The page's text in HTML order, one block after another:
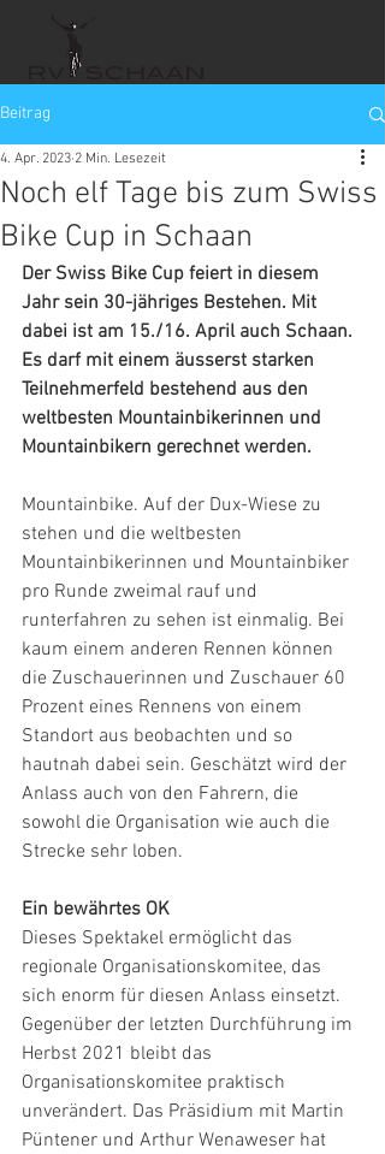
Beitrag
Noch elf Tage bis zum Swiss
Bike Cup in Schaan
4. Apr. 2023 2 Min. Lesezeit
Der Swiss Bike Cup feiert in diesem
Jahr sein 30-jähriges Bestehen. Mit
dabei ist am 15./16. April auch Schaan.
Es darf mit einem äusserst starken
Teilnehmerfeld bestehend aus den
weltbesten Mountainbikerinnen und
Mountainbikern gerechnet werden.
Mountainbike. Auf der Dux-Wiese zu
stehen und die weltbesten
Mountainbikerinnen und Mountainbiker
pro Runde zweimal rauf und
runterfahren zu sehen ist einmalig. Bei
kaum einem anderen Rennen können
die Zuschauerinnen und Zuschauer 60
Prozent eines Rennens von einem
Standort aus beobachten und so
hautnah dabei sein. Geschätzt wird der
Anlass auch von den Fahrern, die
sowohl die Organisation wie auch die
Strecke sehr loben.
Ein bewährtes OK
Dieses Spektakel ermöglicht das
regionale Organisationskomitee, das
sich enorm für diesen Anlass einsetzt.
Gegenüber der letzten Durchführung im
Herbst 2021 bleibt das
Organisationskomitee praktisch
unverändert. Das Präsidium mit Martin
Püntener und Arthur Wenaweser hat